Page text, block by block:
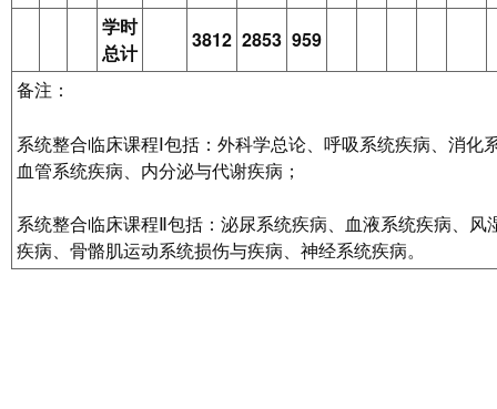
学时
总计
3812 2853 959
备注：
系统整合临床课程Ⅰ包括：外科学总论、呼吸系统疾病、消化
血管系统疾病、内分泌与代谢疾病；
系统整合临床课程Ⅱ包括：泌尿系统疾病、血液系统疾病、风
疾病、骨骼肌运动系统损伤与疾病、神经系统疾病。